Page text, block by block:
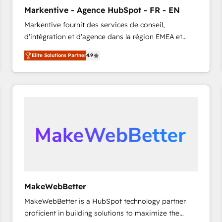
2️⃣ AIエージェント組織構築 営業・マーケティング業務
の一部をAIが自律実行する組織への移行を設計・実装。
Breeze・Claude等をHubSpotと連携させ、役割定義・
運用ルール・成果指標まで含めて設計します。 3️⃣ 全社
DX × AI推進のPMO伴走支援 複数部門をまたぐDX×AI変
革を、構想から実装・定着までPMOとして主導。「設
定の代行ではなく、設計の責任」を引き受け、部門横断
提供。 ▸ 既存CRM・MAからの移行支援：Salesforce・
ンツとサイト構造を最適化。 🏆 なぜ100incを選ぶの
ード受賞・HUGリーダー ✓ ISO27001:2022 /
ISO9001:2015 取得 ✓ 400社以上の導入実績 ✓
Markentive - Agence HubSpot - FR - EN
Markentive fournit des services de conseil,
d'intégration et d'agence dans la région EMEA et
North America. Avec plus de 115 experts en
marketing automation, Growth, Revops, CRM et
webdesign. Markentive is both a consulting firm, a
digital agency and an integrator. With over 115
Elite Solutions Partner4.9
MakeWebBetter
MakeWebBetter is a HubSpot technology partner
proficient in building solutions to maximize the